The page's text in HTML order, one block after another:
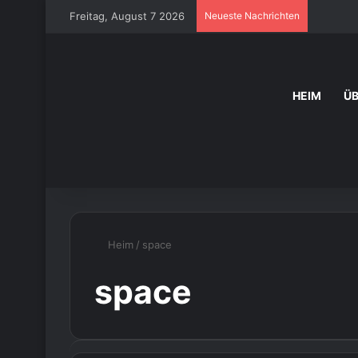
Freitag, August 7 2026 Neueste Nachrichten
HEIM
Heim / space
space